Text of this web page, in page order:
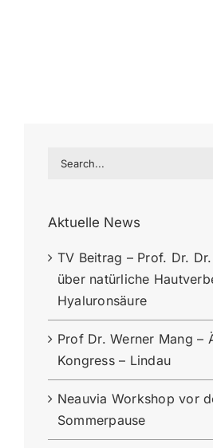
Search
Aktuelle News
TV Beitrag – Prof. Dr.
über natürliche
Hyaluronsäure
Prof Dr. Werner Mang –
Kongress – Lindau
Neauvia Workshop vor
Sommerpause